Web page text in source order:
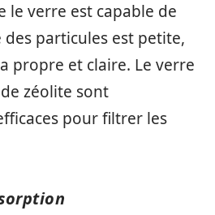
le verre est capable de
particules est petite,
propre et claire. Le verre
zéolite sont
pour filtrer les